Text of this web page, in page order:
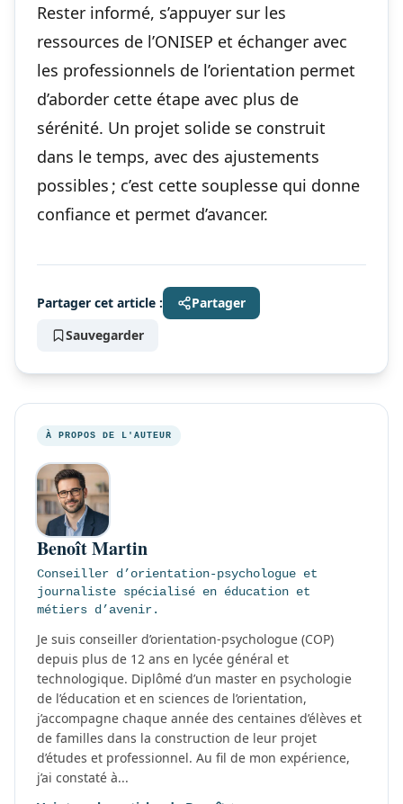
Rester informé, s’appuyer sur les
ressources de l’ONISEP et échanger avec
les professionnels de l’orientation permet
d’aborder cette étape avec plus de
sérénité. Un projet solide se construit
dans le temps, avec des ajustements
possibles ; c’est cette souplesse qui donne
confiance et permet d’avancer.
Partager cet article :
Partager
Sauvegarder
À PROPOS DE L'AUTEUR
Benoît Martin
Conseiller d’orientation-psychologue et
journaliste spécialisé en éducation et
métiers d’avenir.
Je suis conseiller d’orientation-psychologue (COP)
depuis plus de 12 ans en lycée général et
technologique. Diplômé d’un master en psychologie
de l’éducation et en sciences de l’orientation,
j’accompagne chaque année des centaines d’élèves et
de familles dans la construction de leur projet
d’études et professionnel. Au fil de mon expérience,
j’ai constaté à...